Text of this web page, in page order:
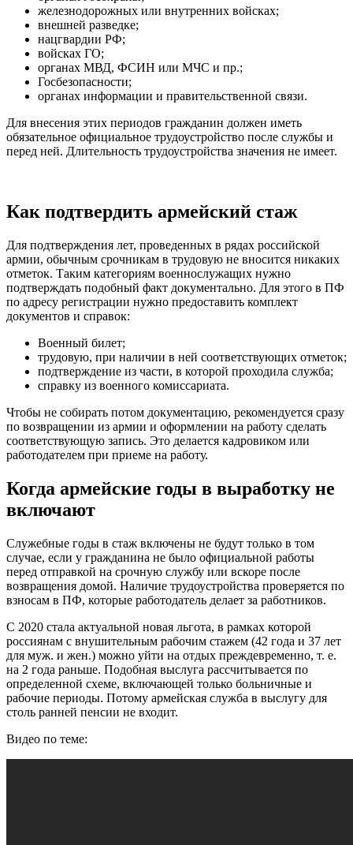
железнодорожных или внутренних войсках;
внешней разведке;
нацгвардии РФ;
войсках ГО;
органах МВД, ФСИН или МЧС и пр.;
Госбезопасности;
органах информации и правительственной связи.
Для внесения этих периодов гражданин должен иметь
обязательное официальное трудоустройство после службы и
перед ней. Длительность трудоустройства значения не имеет.
Как подтвердить армейский стаж
Для подтверждения лет, проведенных в рядах российской
армии, обычным срочникам в трудовую не вносится никаких
отметок. Таким категориям военнослужащих нужно
подтверждать подобный факт документально. Для этого в ПФ
по адресу регистрации нужно предоставить комплект
документов и справок:
Военный билет;
трудовую, при наличии в ней соответствующих отметок;
подтверждение из части, в которой проходила служба;
справку из военного комиссариата.
Чтобы не собирать потом документацию, рекомендуется сразу
по возвращении из армии и оформлении на работу сделать
соответствующую запись. Это делается кадровиком или
работодателем при приеме на работу.
Когда армейские годы в выработку не
включают
Служебные годы в стаж включены не будут только в том
случае, если у гражданина не было официальной работы
перед отправкой на срочную службу или вскоре после
возвращения домой. Наличие трудоустройства проверяется по
взносам в ПФ, которые работодатель делает за работников.
С 2020 стала актуальной новая льгота, в рамках которой
россиянам с внушительным рабочим стажем (42 года и 37 лет
для муж. и жен.) можно уйти на отдых преждевременно, т. е.
на 2 года раньше. Подобная выслуга рассчитывается по
определенной схеме, включающей только больничные и
рабочие периоды. Потому армейская служба в выслугу для
столь ранней пенсии не входит.
Видео по теме: